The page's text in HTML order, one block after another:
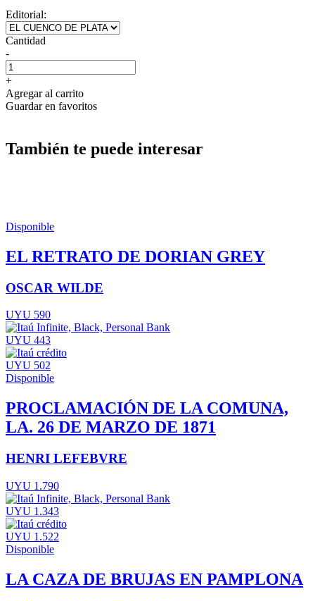
Editorial:
Cantidad
-
+
Agregar al carrito
Guardar en favoritos
También te puede interesar
Disponible
EL RETRATO DE DORIAN GREY
OSCAR WILDE
UYU 590
UYU 443
UYU 502
Disponible
PROCLAMACIÓN DE LA COMUNA,
LA. 26 DE MARZO DE 1871
HENRI LEFEBVRE
UYU 1.790
UYU 1.343
UYU 1.522
Disponible
LA CAZA DE BRUJAS EN PAMPLONA